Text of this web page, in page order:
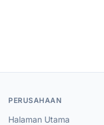
PERUSAHAAN
Halaman Utama